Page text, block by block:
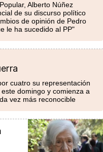
Alberto Núñez
de su discurso político
de opinión de Pedro
le ha sucedido al PP"
cuatro su representación
domingo y comienza a
vez más reconocible